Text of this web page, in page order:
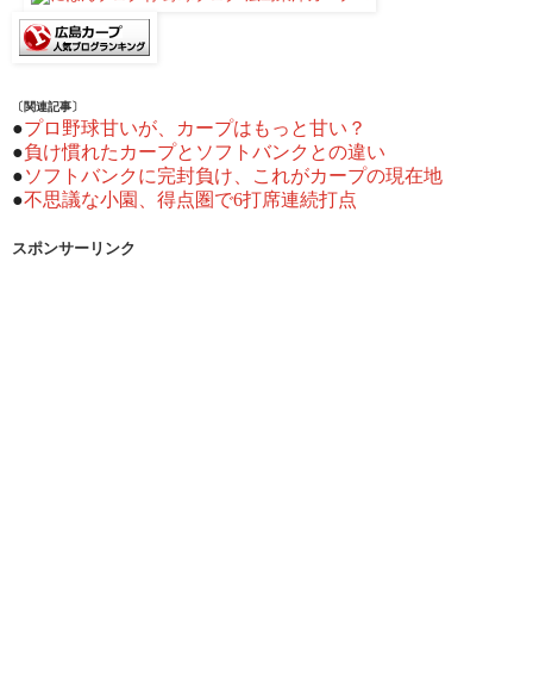
〔関連記事〕
●プロ野球甘いが、カープはもっと甘い？
●負け慣れたカープとソフトバンクとの違い
●ソフトバンクに完封負け、これがカープの現在地
●不思議な小園、得点圏で6打席連続打点
スポンサーリンク